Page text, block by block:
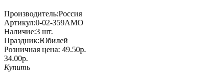
Производитель:Россия
Артикул:0-02-359АМО
Наличие:3 шт.
Праздник:Юбилей
Розничная цена: 49.50р.
34.00р.
Купить